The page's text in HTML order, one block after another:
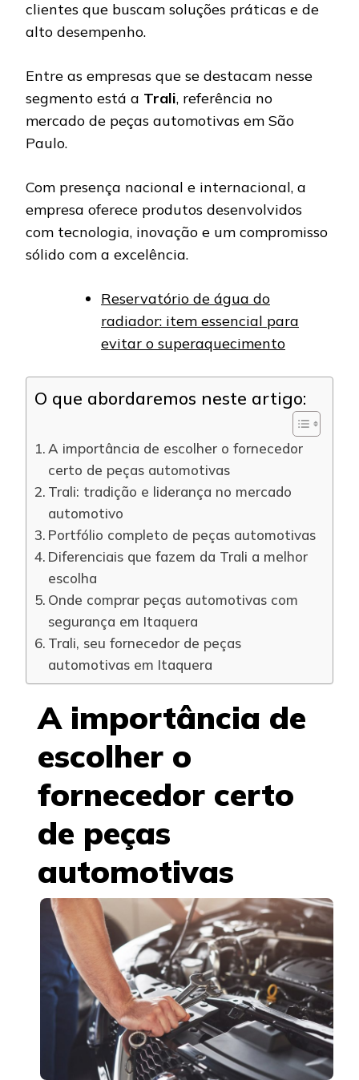
clientes que buscam soluções práticas e de
alto desempenho.
Entre as empresas que se destacam nesse
segmento está a Trali, referência no
mercado de peças automotivas em São
Paulo.
Com presença nacional e internacional, a
empresa oferece produtos desenvolvidos
com tecnologia, inovação e um compromisso
sólido com a excelência.
Reservatório de água do
radiador: item essencial para
evitar o superaquecimento
O que abordaremos neste artigo:
A importância de escolher o fornecedor
certo de peças automotivas
Trali: tradição e liderança no mercado
automotivo
Portfólio completo de peças automotivas
Diferenciais que fazem da Trali a melhor
escolha
Onde comprar peças automotivas com
segurança em Itaquera
Trali, seu fornecedor de peças
automotivas em Itaquera
A importância de
escolher o
fornecedor certo
de peças
automotivas